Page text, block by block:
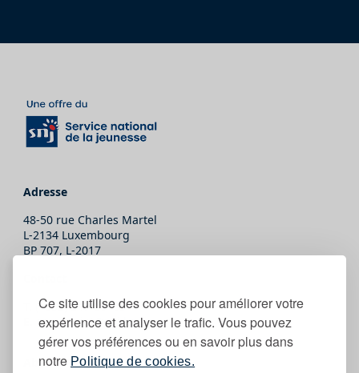
Ce site utilise des cookies pour améliorer votre
expérience et analyser le trafic. Vous pouvez
gérer vos préférences ou en savoir plus dans
notre Politique de cookies.
Adresse
48-50 rue Charles Martel
L-2134 Luxembourg
BP 707, L-2017
(+352) 247-86465
secretariat@snj.lu
Abonne-toi